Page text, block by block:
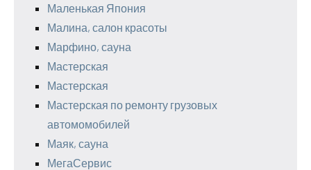
Маленькая Япония
Малина, салон красоты
Марфино, сауна
Мастерская
Мастерская
Мастерская по ремонту грузовых
автомомобилей
Маяк, сауна
МегаСервис